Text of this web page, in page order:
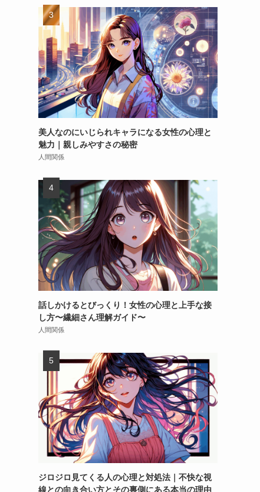
美人なのにいじられキャラになる女性の心理と
魅力｜親しみやすさの秘密
人間関係
話しかけるとびっくり！女性の心理と上手な接
し方〜繊細さん理解ガイド〜
人間関係
ジロジロ見てくる人の心理と対処法｜不快な視
線との向き合い方とその裏側にある本当の理由